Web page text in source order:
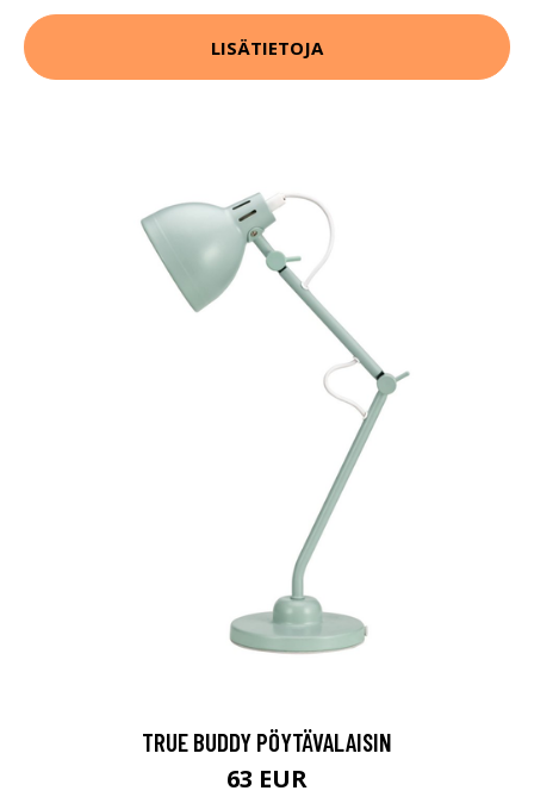
LISÄTIETOJA
TRUE BUDDY PÖYTÄVALAISIN
63 EUR